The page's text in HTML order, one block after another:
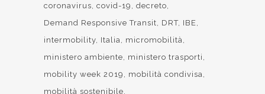
coronavirus covid-19
decreto
Demand Responsive Transit
DRT IBE
intermobility Italia
micromobilità
ministero ambiente
ministero trasporti
mobility week 2019
mobilità condivisa
mobilità sostenibile